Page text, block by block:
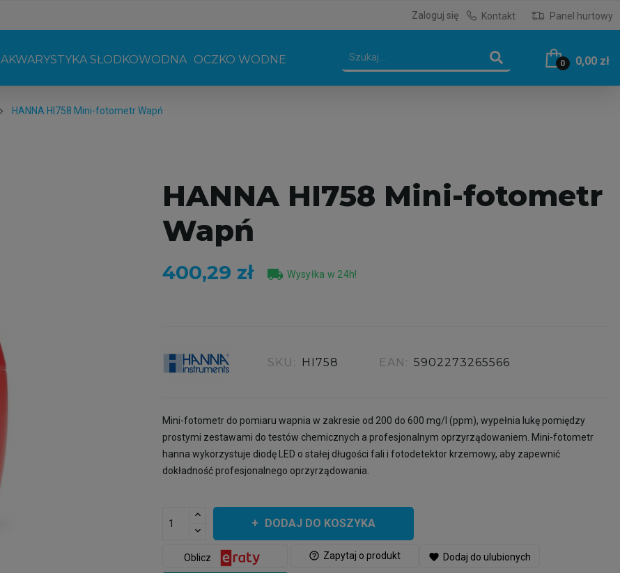
Zaloguj się Kontakt Panel hurtowy
AKWARYSTYKA SŁODKOWODNA OCZKO WODNE 0 0,00 zł
HANNA HI758 Mini-fotometr Wapń
HANNA HI758 Mini-fotometr
Wapń
400,29 zł local_shipping Wysyłka w 24h!
SKU: HI758 EAN: 5902273265566
Mini-fotometr do pomiaru wapnia w zakresie od 200 do 600 mg/l (ppm), wypełnia lukę pomiędzy
prostymi zestawami do testów chemicznych a profesjonalnym oprzyrządowaniem. Mini-fotometr
hanna wykorzystuje diodę LED o stałej długości fali i fotodetektor krzemowy, aby zapewnić
dokładność profesjonalnego oprzyrządowania.
DODAJ DO KOSZYKA
help_outline Zapytaj o produkt
Oblicz favorite Dodaj do ulubionych